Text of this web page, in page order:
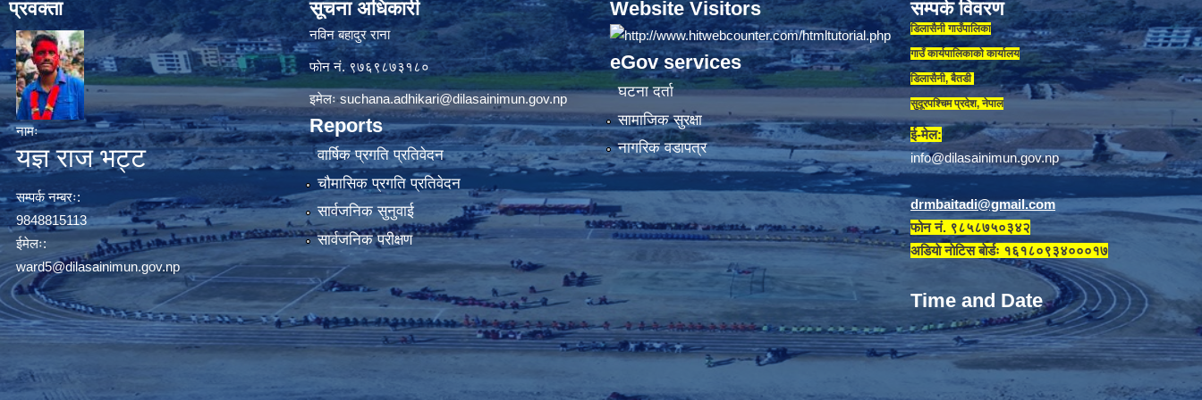
प्रवक्ता
नामः
यज्ञ राज भट्ट
सम्पर्क नम्बरः:
9848815113
ईमेलः:
ward5@dilasainimun.gov.np
सूचना अधिकारी
नविन बहादुर राना
फाेन नं. ९७६९८७३१८०
इमेलःsuchana.adhikari@dilasainimun.gov.np
Reports
वार्षिक प्रगति प्रतिवेदन
चौमासिक प्रगति प्रतिवेदन
सार्वजनिक सुनुवाई
सार्वजनिक परीक्षण
Website Visitors
eGov services
घटना दर्ता
सामाजिक सुरक्षा
नागरिक वडापत्र
सम्पर्क विवरण
डिलासैनी गाउँपालिका
गाउँ कार्यपालिकाकाे कार्यालय
डिलासैनी, बैतडी
सुदूरपश्चिम प्रदेश, नेपाल
ई-मेल:
info@dilasainimun.gov.np
drmbaitadi@gmail.com
फोन नं. ९८५८७५०३४२
अडियाे नाेटिस बाेर्डः १६१८०९३४०००१७
Time and Date